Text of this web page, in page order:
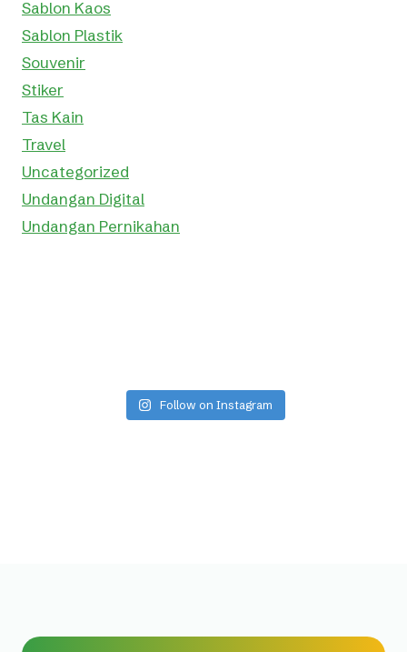
Sablon Kaos
Sablon Plastik
Souvenir
Stiker
Tas Kain
Travel
Uncategorized
Undangan Digital
Undangan Pernikahan
Follow on Instagram